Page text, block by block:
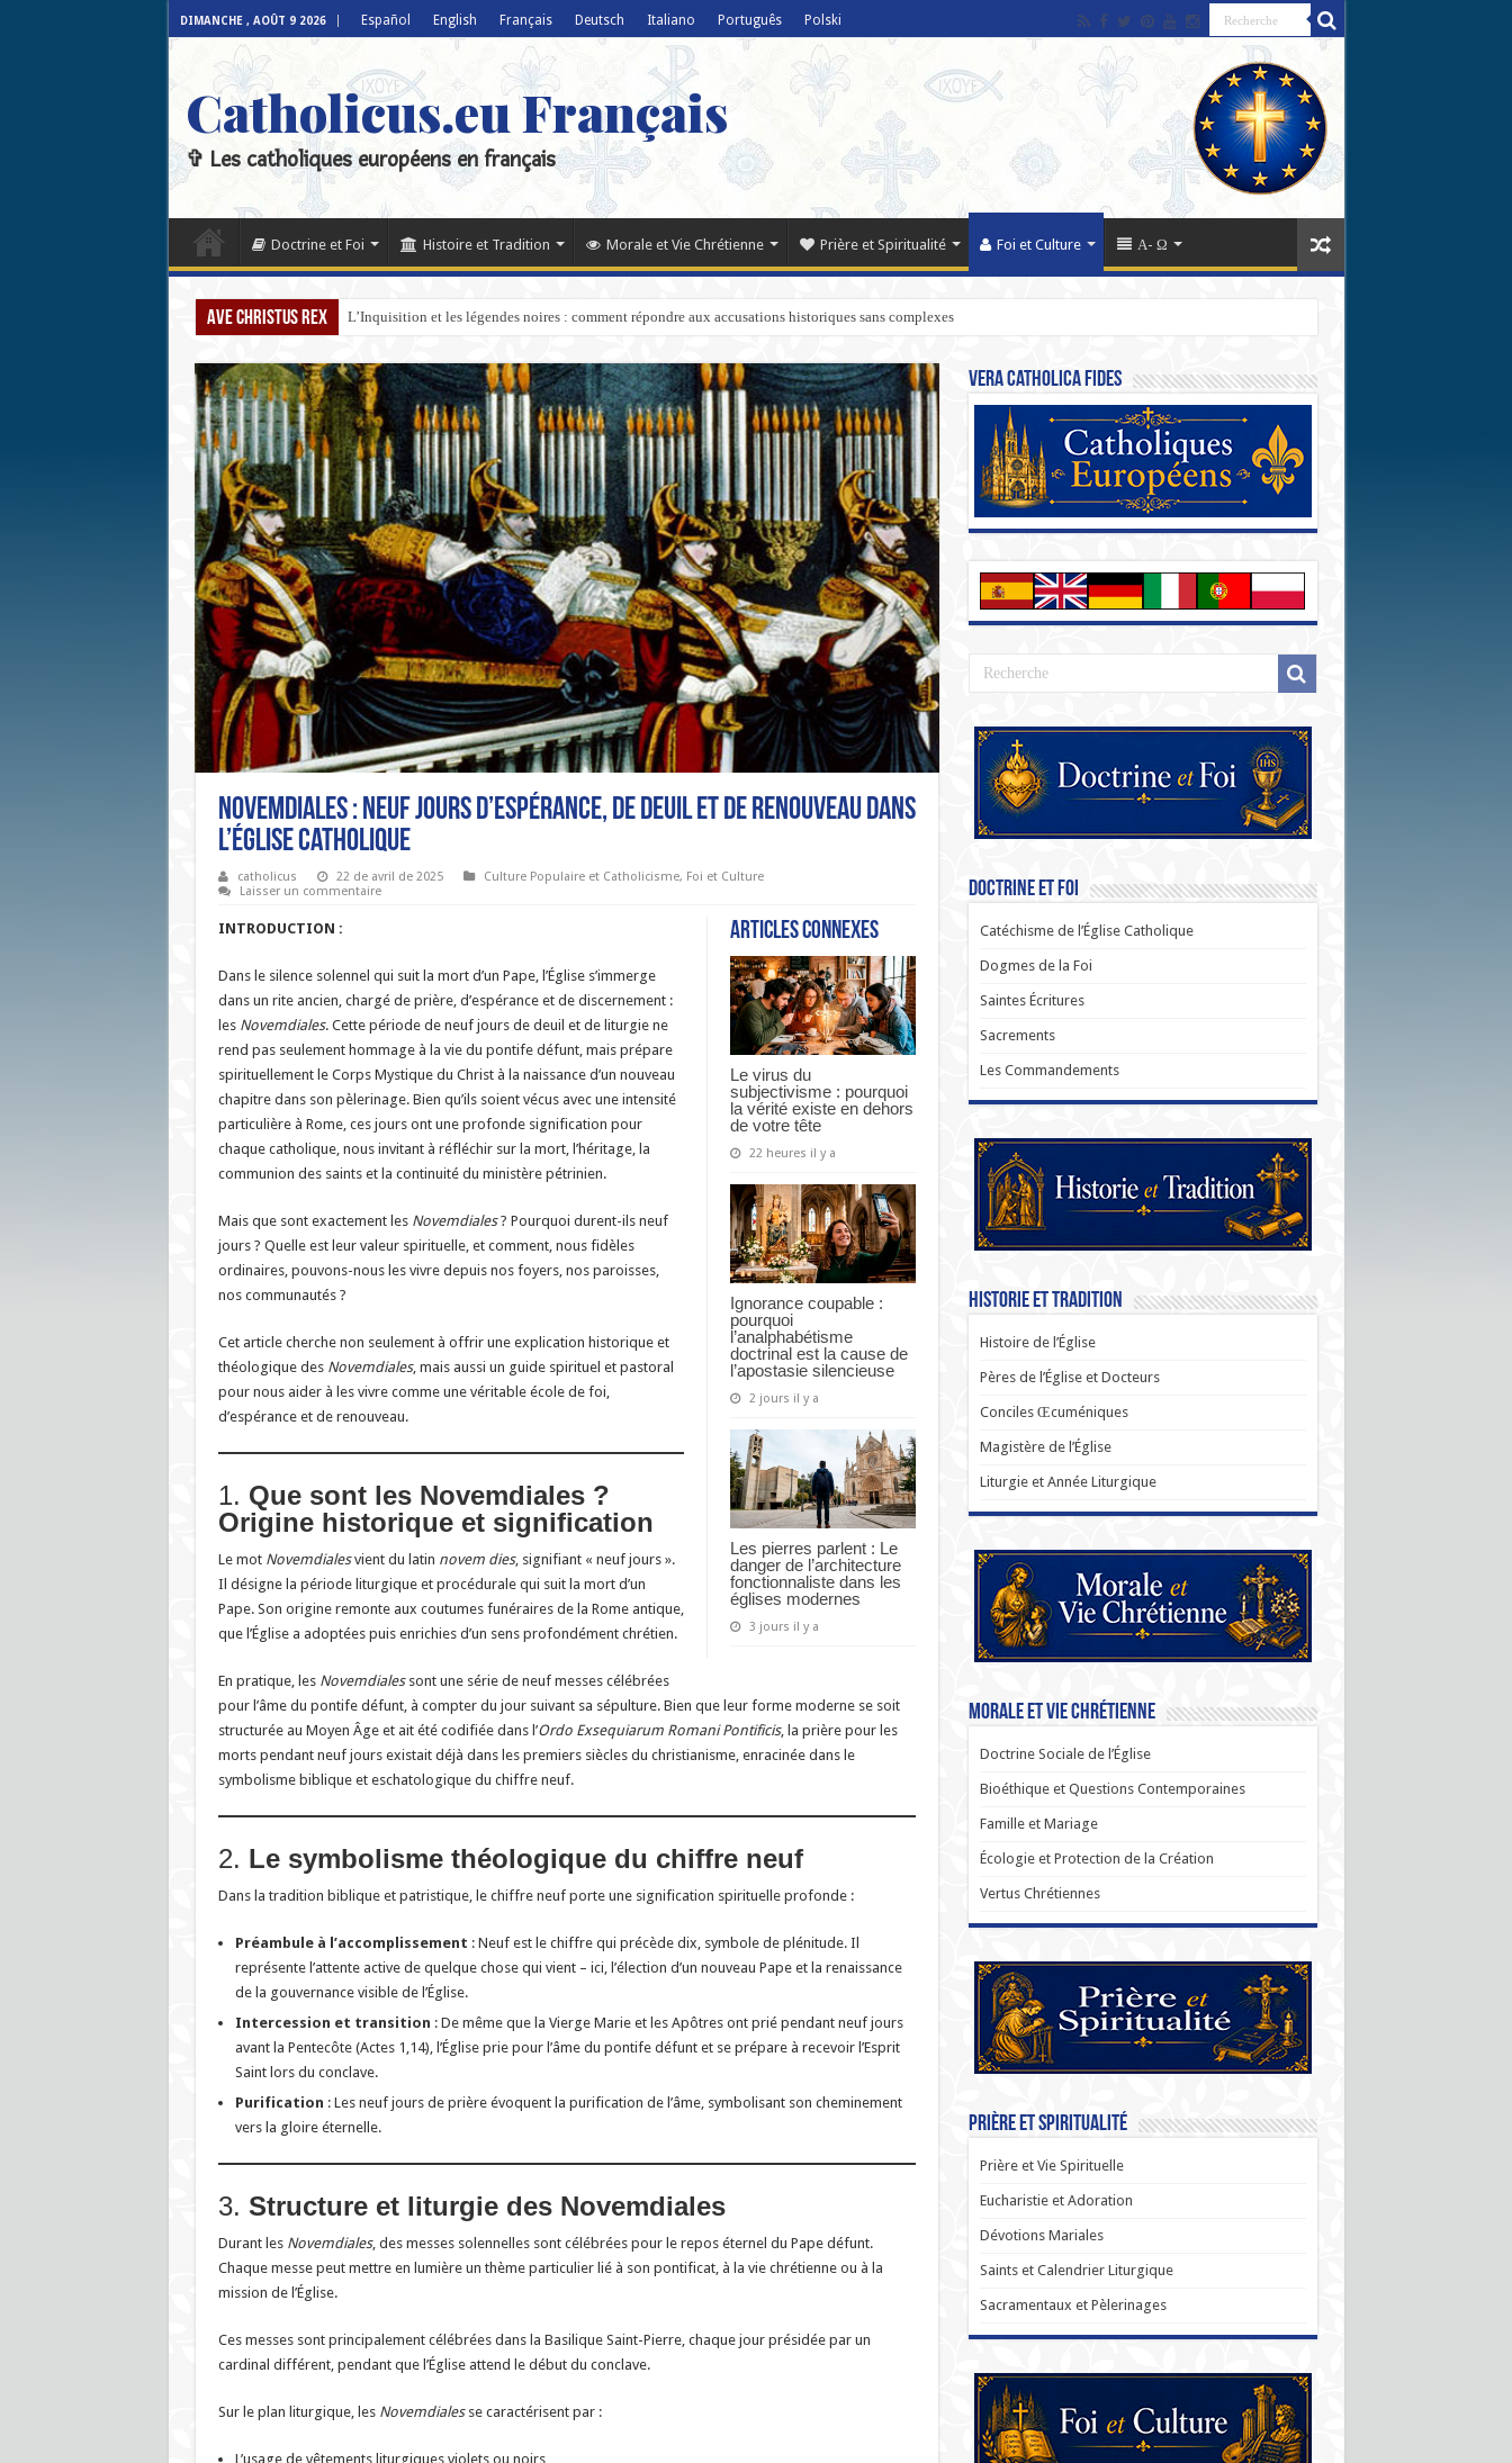
DIMANCHE , AOÛT 9 2026 Español English Français Deutsch Italiano Português Polski
Catholicus.eu Français
✞ Les catholiques européens en français
Doctrine et Foi Histoire et Tradition Morale et Vie Chrétienne Prière et Spiritualité Foi et Culture Α- Ω
Ave Christus Rex L’Inquisition et les légendes noires : comment répondre aux accusations historiques sans complexes
Novemdiales : Neuf jours d’espérance, de deuil et de renouveau dans
l’Église catholique
catholicus 22 de avril de 2025 Culture Populaire et Catholicisme, Foi et Culture
Laisser un commentaire
Articles connexes
Le virus du
subjectivisme : pourquoi
la vérité existe en dehors
de votre tête
22 heures il y a
Ignorance coupable :
pourquoi
l’analphabétisme
doctrinal est la cause de
l’apostasie silencieuse
2 jours il y a
Les pierres parlent : Le
danger de l’architecture
fonctionnaliste dans les
églises modernes
3 jours il y a
INTRODUCTION :
Dans le silence solennel qui suit la mort d’un Pape, l’Église s’immerge
dans un rite ancien, chargé de prière, d’espérance et de discernement :
les Novemdiales. Cette période de neuf jours de deuil et de liturgie ne
rend pas seulement hommage à la vie du pontife défunt, mais prépare
spirituellement le Corps Mystique du Christ à la naissance d’un nouveau
chapitre dans son pèlerinage. Bien qu’ils soient vécus avec une intensité
particulière à Rome, ces jours ont une profonde signification pour
chaque catholique, nous invitant à réfléchir sur la mort, l’héritage, la
communion des saints et la continuité du ministère pétrinien.
Mais que sont exactement les Novemdiales? Pourquoi durent-ils neuf
jours ? Quelle est leur valeur spirituelle, et comment, nous fidèles
ordinaires, pouvons-nous les vivre depuis nos foyers, nos paroisses,
nos communautés ?
Cet article cherche non seulement à offrir une explication historique et
théologique des Novemdiales, mais aussi un guide spirituel et pastoral
pour nous aider à les vivre comme une véritable école de foi,
d’espérance et de renouveau.
1. Que sont les Novemdiales ?
Origine historique et signification
Le mot Novemdialesvient du latin novem dies, signifiant « neuf jours ».
Il désigne la période liturgique et procédurale qui suit la mort d’un
Pape. Son origine remonte aux coutumes funéraires de la Rome antique,
que l’Église a adoptées puis enrichies d’un sens profondément chrétien.
En pratique, les Novemdialessont une série de neuf messes célébrées
pour l’âme du pontife défunt, à compter du jour suivant sa sépulture. Bien que leur forme moderne se soit
structurée au Moyen Âge et ait été codifiée dans l’Ordo Exsequiarum Romani Pontificis, la prière pour les
morts pendant neuf jours existait déjà dans les premiers siècles du christianisme, enracinée dans le
symbolisme biblique et eschatologique du chiffre neuf.
2. Le symbolisme théologique du chiffre neuf
Dans la tradition biblique et patristique, le chiffre neuf porte une signification spirituelle profonde :
Préambule à l’accomplissement : Neuf est le chiffre qui précède dix, symbole de plénitude. Il
représente l’attente active de quelque chose qui vient – ici, l’élection d’un nouveau Pape et la renaissance
de la gouvernance visible de l’Église.
Intercession et transition : De même que la Vierge Marie et les Apôtres ont prié pendant neuf jours
avant la Pentecôte (Actes 1,14), l’Église prie pour l’âme du pontife défunt et se prépare à recevoir l’Esprit
Saint lors du conclave.
Purification : Les neuf jours de prière évoquent la purification de l’âme, symbolisant son cheminement
vers la gloire éternelle.
3. Structure et liturgie des Novemdiales
Durant les Novemdiales, des messes solennelles sont célébrées pour le repos éternel du Pape défunt.
Chaque messe peut mettre en lumière un thème particulier lié à son pontificat, à la vie chrétienne ou à la
mission de l’Église.
Ces messes sont principalement célébrées dans la Basilique Saint-Pierre, chaque jour présidée par un
cardinal différent, pendant que l’Église attend le début du conclave.
Sur le plan liturgique, les Novemdialesse caractérisent par :
L’usage de vêtements liturgiques violets ou noirs
Vera Catholica Fides
Doctrine et Foi
Catéchisme de l’Église Catholique
Dogmes de la Foi
Saintes Écritures
Sacrements
Les Commandements
Historie et Tradition
Histoire de l’Église
Pères de l’Église et Docteurs
Conciles Œcuméniques
Magistère de l’Église
Liturgie et Année Liturgique
Morale et Vie Chrétienne
Doctrine Sociale de l’Église
Bioéthique et Questions Contemporaines
Famille et Mariage
Écologie et Protection de la Création
Vertus Chrétiennes
Prière et Spiritualité
Prière et Vie Spirituelle
Eucharistie et Adoration
Dévotions Mariales
Saints et Calendrier Liturgique
Sacramentaux et Pèlerinages